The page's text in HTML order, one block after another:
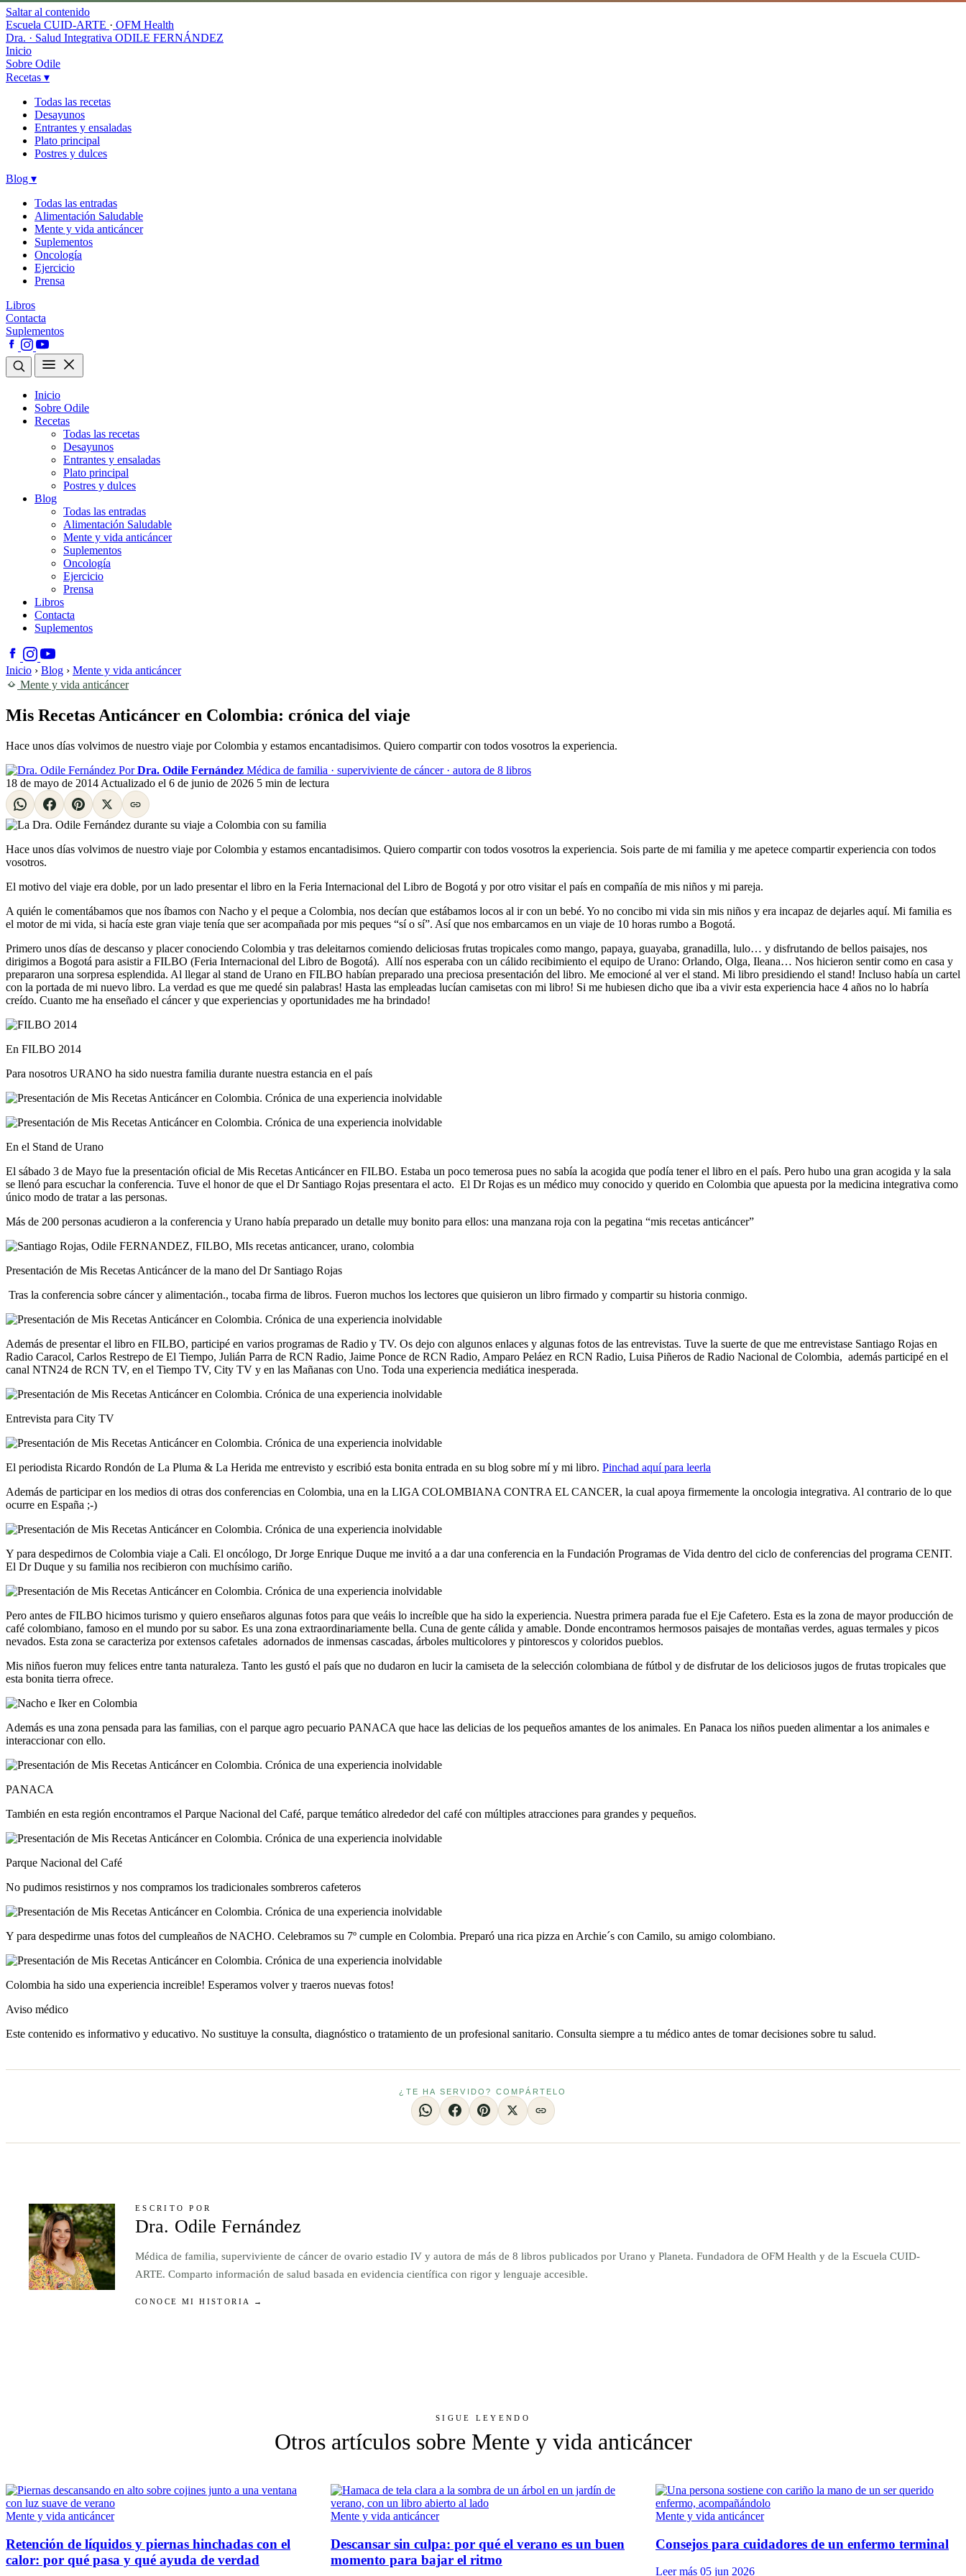
Saltar al contenido
Escuela CUID-ARTE · OFM Health
Dra. · Salud Integrativa ODILE FERNÁNDEZ
Inicio
Sobre Odile
Recetas ▾
Todas las recetas
Desayunos
Entrantes y ensaladas
Plato principal
Postres y dulces
Blog ▾
Todas las entradas
Alimentación Saludable
Mente y vida anticáncer
Suplementos
Oncología
Ejercicio
Prensa
Libros
Contacta
Suplementos
Inicio
Sobre Odile
Recetas
Todas las recetas
Desayunos
Entrantes y ensaladas
Plato principal
Postres y dulces
Blog
Todas las entradas
Alimentación Saludable
Mente y vida anticáncer
Suplementos
Oncología
Ejercicio
Prensa
Libros
Contacta
Suplementos
Inicio › Blog › Mente y vida anticáncer
Mente y vida anticáncer
Mis Recetas Anticáncer en Colombia: crónica del viaje
Hace unos días volvimos de nuestro viaje por Colombia y estamos encantadisimos. Quiero compartir con todos vosotros la experiencia.
Por Dra. Odile Fernández Médica de familia · superviviente de cáncer · autora de 8 libros
18 de mayo de 2014 Actualizado el 6 de junio de 2026 5 min de lectura
Hace unos días volvimos de nuestro viaje por Colombia y estamos encantadisimos. Quiero compartir con todos vosotros la experiencia. Sois parte de mi familia y me apetece compartir experiencia con todos
vosotros.
El motivo del viaje era doble, por un lado presentar el libro en la Feria Internacional del Libro de Bogotá y por otro visitar el país en compañía de mis niños y mi pareja.
A quién le comentábamos que nos íbamos con Nacho y el peque a Colombia, nos decían que estábamos locos al ir con un bebé. Yo no concibo mi vida sin mis niños y era incapaz de dejarles aquí. Mi familia es
el motor de mi vida, si hacía este gran viaje tenía que ser acompañada por mis peques “sí o sí”. Así que nos embarcamos en un viaje de 10 horas rumbo a Bogotá.
Primero unos días de descanso y placer conociendo Colombia y tras deleitarnos comiendo deliciosas frutas tropicales como mango, papaya, guayaba, granadilla, lulo… y disfrutando de bellos paisajes, nos
dirigimos a Bogotá para asistir a FILBO (Feria Internacional del Libro de Bogotá). Allí nos esperaba con un cálido recibimiento el equipo de Urano: Orlando, Olga, Ileana… Nos hicieron sentir como en casa y
prepararon una sorpresa esplendida. Al llegar al stand de Urano en FILBO habían preparado una preciosa presentación del libro. Me emocioné al ver el stand. Mi libro presidiendo el stand! Incluso había un cartel
con la portada de mi nuevo libro. La verdad es que me quedé sin palabras! Hasta las empleadas lucían camisetas con mi libro! Si me hubiesen dicho que iba a vivir esta experiencia hace 4 años no lo habría
creído. Cuanto me ha enseñado el cáncer y que experiencias y oportunidades me ha brindado!
En FILBO 2014
Para nosotros URANO ha sido nuestra familia durante nuestra estancia en el país
En el Stand de Urano
El sábado 3 de Mayo fue la presentación oficial de Mis Recetas Anticáncer en FILBO. Estaba un poco temerosa pues no sabía la acogida que podía tener el libro en el país. Pero hubo una gran acogida y la sala
se llenó para escuchar la conferencia. Tuve el honor de que el Dr Santiago Rojas presentara el acto. El Dr Rojas es un médico muy conocido y querido en Colombia que apuesta por la medicina integrativa como
único modo de tratar a las personas.
Más de 200 personas acudieron a la conferencia y Urano había preparado un detalle muy bonito para ellos: una manzana roja con la pegatina “mis recetas anticáncer”
Presentación de Mis Recetas Anticáncer de la mano del Dr Santiago Rojas
Tras la conferencia sobre cáncer y alimentación., tocaba firma de libros. Fueron muchos los lectores que quisieron un libro firmado y compartir su historia conmigo.
Además de presentar el libro en FILBO, participé en varios programas de Radio y TV. Os dejo con algunos enlaces y algunas fotos de las entrevistas. Tuve la suerte de que me entrevistase Santiago Rojas en
Radio Caracol, Carlos Restrepo de El Tiempo, Julián Parra de RCN Radio, Jaime Ponce de RCN Radio, Amparo Peláez en RCN Radio, Luisa Piñeros de Radio Nacional de Colombia, además participé en el
canal NTN24 de RCN TV, en el Tiempo TV, City TV y en las Mañanas con Uno. Toda una experiencia mediática inesperada.
Entrevista para City TV
El periodista Ricardo Rondón de La Pluma & La Herida me entrevisto y escribió esta bonita entrada en su blog sobre mí y mi libro. Pinchad aquí para leerla
Además de participar en los medios di otras dos conferencias en Colombia, una en la LIGA COLOMBIANA CONTRA EL CANCER, la cual apoya firmemente la oncologia integrativa. Al contrario de lo que
ocurre en España ;-)
Y para despedirnos de Colombia viaje a Cali. El oncólogo, Dr Jorge Enrique Duque me invitó a a dar una conferencia en la Fundación Programas de Vida dentro del ciclo de conferencias del programa CENIT.
El Dr Duque y su familia nos recibieron con muchísimo cariño.
Pero antes de FILBO hicimos turismo y quiero enseñaros algunas fotos para que veáis lo increíble que ha sido la experiencia. Nuestra primera parada fue el Eje Cafetero. Esta es la zona de mayor producción de
café colombiano, famoso en el mundo por su sabor. Es una zona extraordinariamente bella. Cuna de gente cálida y amable. Donde encontramos hermosos paisajes de montañas verdes, aguas termales y picos
nevados. Esta zona se caracteriza por extensos cafetales adornados de inmensas cascadas, árboles multicolores y pintorescos y coloridos pueblos.
Mis niños fueron muy felices entre tanta naturaleza. Tanto les gustó el país que no dudaron en lucir la camiseta de la selección colombiana de fútbol y de disfrutar de los deliciosos jugos de frutas tropicales que
esta bonita tierra ofrece.
Además es una zona pensada para las familias, con el parque agro pecuario PANACA que hace las delicias de los pequeños amantes de los animales. En Panaca los niños pueden alimentar a los animales e
interaccionar con ello.
PANACA
También en esta región encontramos el Parque Nacional del Café, parque temático alrededor del café con múltiples atracciones para grandes y pequeños.
Parque Nacional del Café
No pudimos resistirnos y nos compramos los tradicionales sombreros cafeteros
Y para despedirme unas fotos del cumpleaños de NACHO. Celebramos su 7º cumple en Colombia. Preparó una rica pizza en Archie´s con Camilo, su amigo colombiano.
Colombia ha sido una experiencia increible! Esperamos volver y traeros nuevas fotos!
Aviso médico
Este contenido es informativo y educativo. No sustituye la consulta, diagnóstico o tratamiento de un profesional sanitario. Consulta siempre a tu médico antes de tomar decisiones sobre tu salud.
¿TE HA SERVIDO? COMPÁRTELO
ESCRITO POR
Dra. Odile Fernández
Médica de familia, superviviente de cáncer de ovario estadio IV y autora de más de 8 libros publicados por Urano y Planeta. Fundadora de OFM Health y de la Escuela CUID-
ARTE. Comparto información de salud basada en evidencia científica con rigor y lenguaje accesible.
CONOCE MI HISTORIA →
SIGUE LEYENDO
Otros artículos sobre Mente y vida anticáncer
Mente y vida anticáncer
Retención de líquidos y piernas hinchadas con el
calor: por qué pasa y qué ayuda de verdad
Mente y vida anticáncer
Descansar sin culpa: por qué el verano es un buen
momento para bajar el ritmo
Mente y vida anticáncer
Consejos para cuidadores de un enfermo terminal
Leer más 05 jun 2026